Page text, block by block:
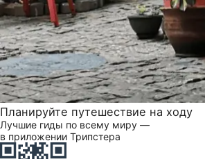
Планируйте путешествие на ходу
Лучшие гиды по всему миру —
в приложении Трипстера